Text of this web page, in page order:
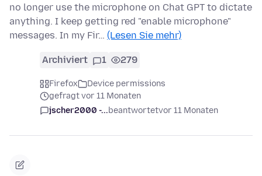
no longer use the microphone on Chat GPT to dictate
anything. I keep getting red "enable microphone"
messages. In my Fir… (Lesen Sie mehr)
Archiviert 1 279
Firefox
Device permissions
gefragt vor 11 Monaten
jscher2000 -...beantwortetvor 11 Monaten